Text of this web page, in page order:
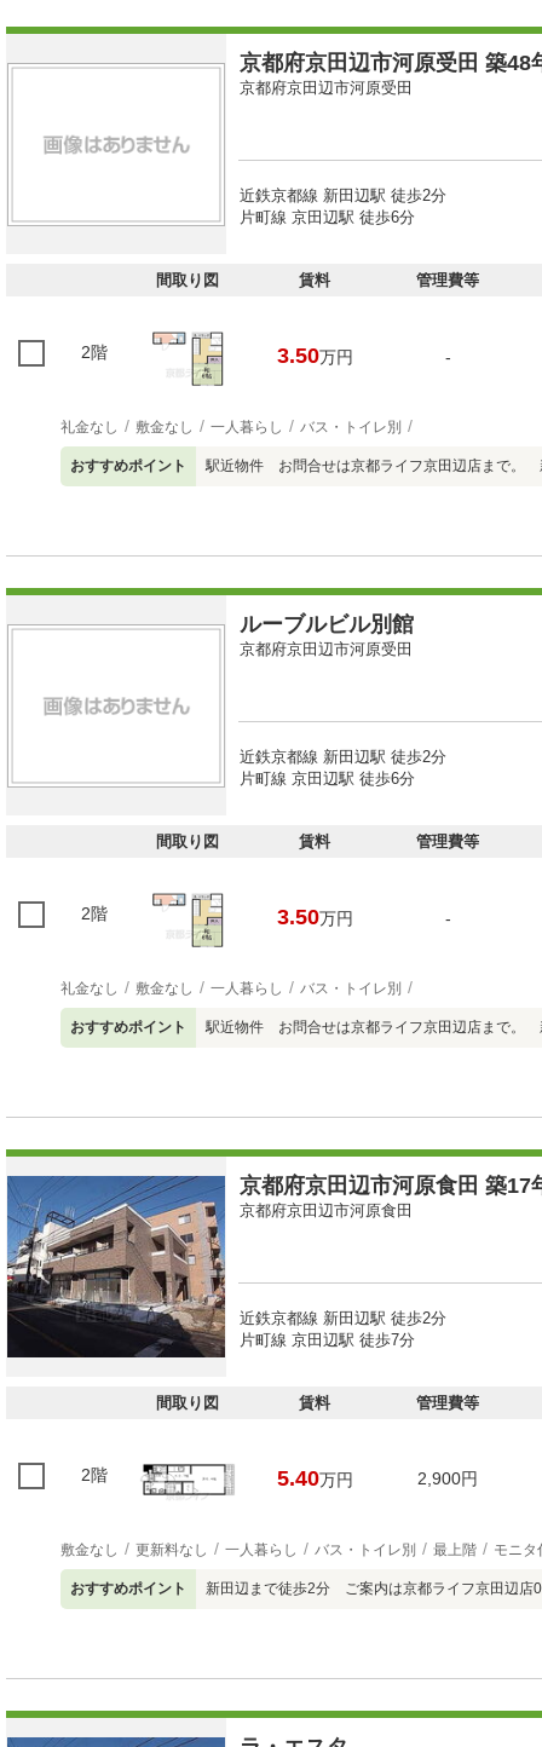
京都府京田辺市河原受田 築48
京都府京田辺市河原受田
近鉄京都線 新田辺駅 徒歩2分
片町線 京田辺駅 徒歩6分
間取り図 賃料 管理費等
2階 3.50万円 -
礼金なし 敷金なし 一人暮らし バス・トイレ別
おすすめポイント 駅近物件 お問合せは京都ライフ京田辺店まで。
ルーブルビル別館
京都府京田辺市河原受田
近鉄京都線 新田辺駅 徒歩2分
片町線 京田辺駅 徒歩6分
間取り図 賃料 管理費等
2階 3.50万円 -
礼金なし 敷金なし 一人暮らし バス・トイレ別
おすすめポイント 駅近物件 お問合せは京都ライフ京田辺店まで。
京都府京田辺市河原食田 築17
京都府京田辺市河原食田
近鉄京都線 新田辺駅 徒歩2分
片町線 京田辺駅 徒歩7分
間取り図 賃料 管理費等
2階 5.40万円 2,900円
敷金なし 更新料なし 一人暮らし バス・トイレ別 最上階 モニタ
おすすめポイント 新田辺まで徒歩2分 ご案内は京都ライフ京田辺店